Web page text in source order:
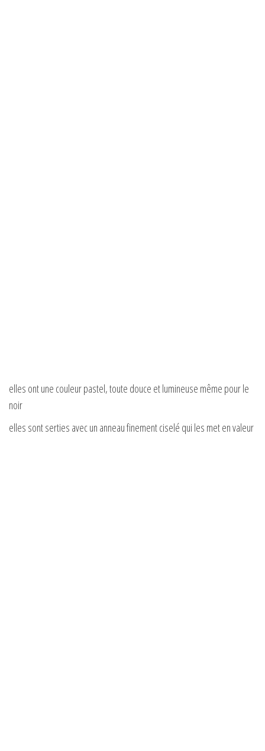
elles ont une couleur pastel, toute douce et lumineuse même pour le
noir
elles sont serties avec un anneau finement ciselé qui les met en valeur